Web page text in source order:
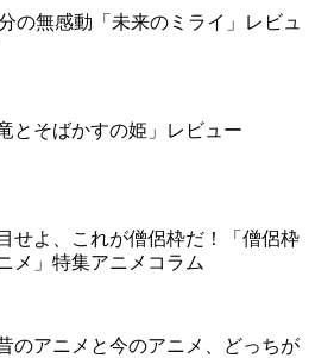
の無感動「未来のミライ」レビュ
竜とそばかすの姫」レビュー
せよ、これが僧侶枠だ！「僧侶枠
メ」特集アニメコラム
昔のアニメと今のアニメ、どっちが